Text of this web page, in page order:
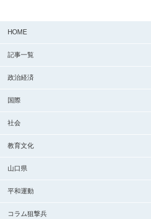
HOME
記事一覧
政治経済
国際
社会
教育文化
山口県
平和運動
コラム狙撃兵